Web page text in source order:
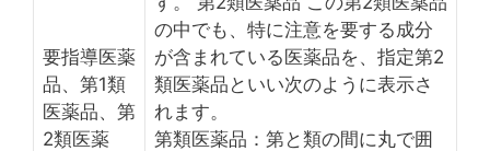
要指導医薬
品、第1類
医薬品、第
2類医薬
の中でも、特に注意を要する成分
が含まれている医薬品を、指定第2
類医薬品といい次のように表示さ
れます。
第類医薬品：第と類の間に丸で囲